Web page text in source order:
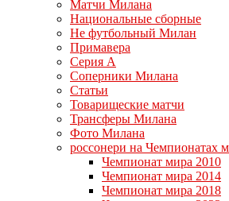
Матчи Милана
Национальные сборные
Не футбольный Милан
Примавера
Серия А
Соперники Милана
Статьи
Товарищеские матчи
Трансферы Милана
Фото Милана
россонери на Чемпионатах
Чемпионат мира 2010
Чемпионат мира 2014
Чемпионат мира 2018